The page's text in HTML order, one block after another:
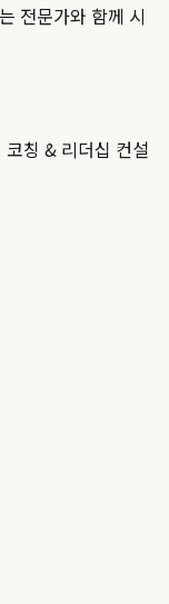
전문가와 함께 시
칭 & 리더십 컨설